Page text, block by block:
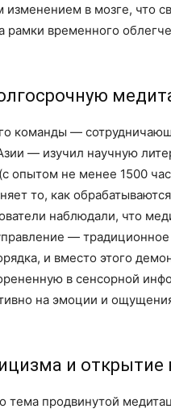
в мозге, что
рамки временного
команды —
— изучил научную
опытом не менее 1500
то, как
наблюдали, что
—
и вместо этого
в сенсорной
на эмоции и
и открытие
тема продвинутой